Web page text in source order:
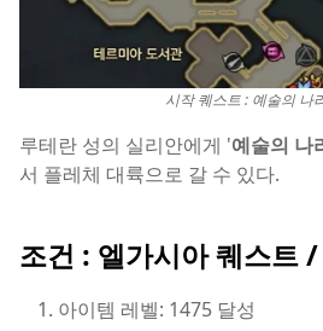
시작 퀘스트 : 예술의 나
루테란 성의 실리안에게 '예술의 나
서 플레체 대륙으로 갈 수 있다.
조건 : 엘가시아 퀘스트
아이템 레벨: 1475 달성